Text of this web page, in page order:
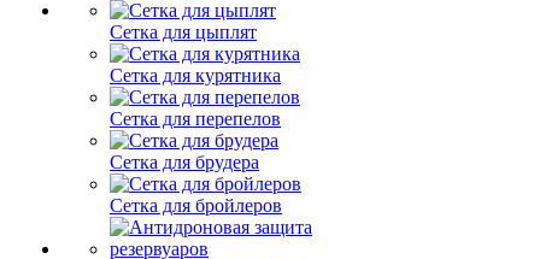
Сетка для цыплят
Сетка для курятника
Сетка для перепелов
Сетка для брудера
Сетка для бройлеров